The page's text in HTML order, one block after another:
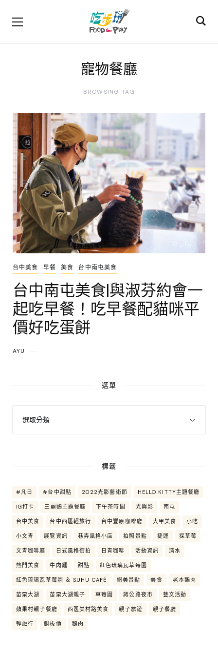
寵物餐廳
BROWSING TAG
台中美食 早餐 美食 台中南屯美食
台中南屯美食|與淑芬約會一
起吃早餐！吃早餐配貓咪平
價好吃蛋餅
AYU
選單
標籤
#凡日 #台中甜點 2022光影藝術節 HELLO KITTY主題餐廳
IG打卡 三麗鷗主題餐廳 下午茶時間 光與影 南屯
台中美食 台中西區輕旅行 台中豐原咖啡廳 大甲美食 小吃
小文青 展覽資訊 巷弄風格小店 拍照景點 捷運 採草莓
文青咖啡廳 日式風格街拍 日青咖啡 活動資訊 清水
熱門美食 牛肉麵 甜點 紅色琉璃瓦草莓園
紅色琉璃瓦草莓園 ＆ SUHU CAFÉ 網美景點 美食 老本鵝肉
苗栗大湖 苗栗大湖親子 草莓園 蔣公路夜市 藝文活動
蘋果村親子餐廳 西區美村路美食 親子旅遊 親子餐廳
輕旅行 銅板價 鵝肉